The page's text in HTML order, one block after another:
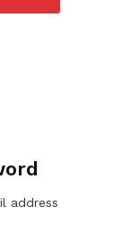
address